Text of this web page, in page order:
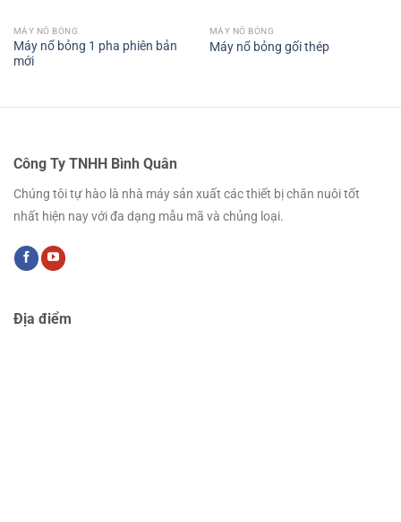
MÁY NỔ BỎNG
Máy nổ bỏng 1 pha phiên bản
mới
MÁY NỔ BỎNG
Máy nổ bỏng gối thép
Công Ty TNHH Bình Quân
Chúng tôi tự hào là nhà máy sản xuất các thiết bị chăn nuôi tốt
nhất hiện nay với đa dạng mẫu mã và chủng loại.
Địa điểm